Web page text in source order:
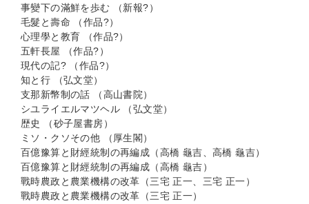
事變下の滿鮮を歩む （新報?）
毛髮と壽命 （作品?）
心理學と教育 （作品?）
五軒長屋 （作品?）
現代の記? （作品?）
知と行 （弘文堂）
支那新幣制の話 （高山書院）
シユライエルマツヘル （弘文堂）
歴史 （砂子屋書房）
ミソ・クソその他 （厚生閣）
百億豫算と財經統制の再編成（高橋 龜吉、高橋 龜吉）
百億豫算と財經統制の再編成（高橋 龜吉）
戰時農政と農業機構の改革（三宅 正一、三宅 正一）
戰時農政と農業機構の改革（三宅 正一）